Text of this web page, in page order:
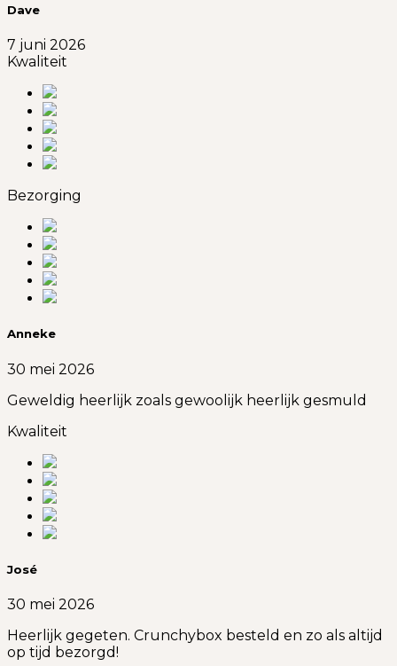
Dave
7 juni 2026
Kwaliteit
Bezorging
Anneke
30 mei 2026
Geweldig heerlijk zoals gewoolijk heerlijk gesmuld
Kwaliteit
José
30 mei 2026
Heerlijk gegeten. Crunchybox besteld en zo als altijd
op tijd bezorgd!